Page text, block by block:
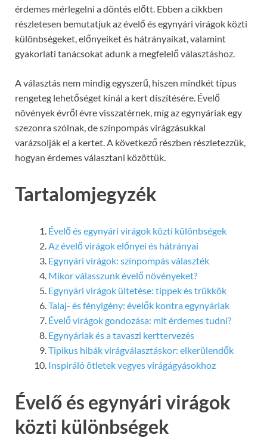
érdemes mérlegelni a döntés előtt. Ebben a cikkben
részletesen bemutatjuk az évelő és egynyári virágok közti
különbségeket, előnyeiket és hátrányaikat, valamint
gyakorlati tanácsokat adunk a megfelelő választáshoz.
A választás nem mindig egyszerű, hiszen mindkét típus
rengeteg lehetőséget kínál a kert díszítésére. Évelő
növények évről évre visszatérnek, míg az egynyáriak egy
szezonra szólnak, de színpompás virágzásukkal
varázsolják el a kertet. A következő részben részletezzük,
hogyan érdemes választani közöttük.
Tartalomjegyzék
Évelő és egynyári virágok közti különbségek
Az évelő virágok előnyei és hátrányai
Egynyári virágok: színpompás választék
Mikor válasszunk évelő növényeket?
Egynyári virágok ültetése: tippek és trükkök
Talaj- és fényigény: évelők kontra egynyáriak
Évelő virágok gondozása: mit érdemes tudni?
Egynyáriak és a tavaszi kerttervezés
Tipikus hibák virágválasztáskor: elkerülendők
Inspiráló ötletek vegyes virágágyásokhoz
Évelő és egynyári virágok
közti különbségek